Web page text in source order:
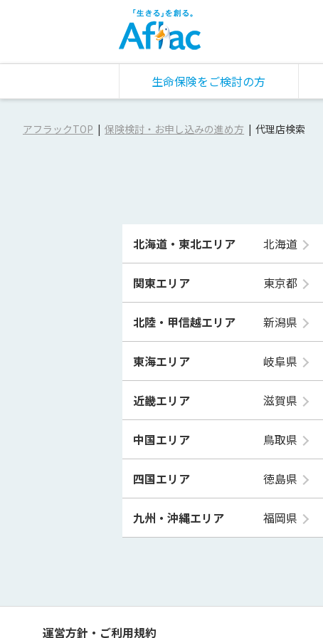
生命保険をご検討の方
アフラックTOP 保険検討・お申し込みの進め方 代理店検索
北海道・東北エリア 北海道
関東エリア 東京都
北陸・甲信越エリア 新潟県
東海エリア 岐阜県
近畿エリア 滋賀県
中国エリア 鳥取県
四国エリア 徳島県
九州・沖縄エリア 福岡県
運営方針・ご利用規約